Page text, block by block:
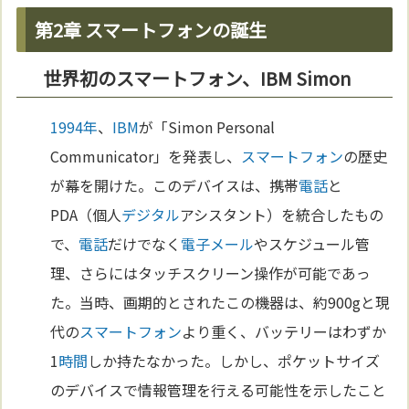
第2章 スマートフォンの誕生
世界初のスマートフォン、IBM Simon
1994年、 IBMが「Simon Personal
Communicator」を発表し、 スマートフォンの歴史
が幕を開けた。このデバイスは、携帯電話と
PDA（個人デジタルアシスタント）を統合したもの
で、 電話だけでなく 電子メールやスケジュール管
理、さらにはタッチスクリーン操作が可能であっ
た。当時、画期的とされたこの機器は、約900gと現
代のスマートフォンより重く、バッテリーはわずか
1時間しか持たなかった。しかし、ポケットサイズ
のデバイスで情報管理を行える可能性を示したこと